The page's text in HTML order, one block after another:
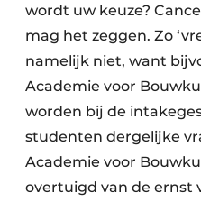
wordt uw keuze?
mag het zeggen. Zo
namelijk niet, want
Academie voor
worden bij de
studenten dergelijke
Academie voor
overtuigd van de ernst